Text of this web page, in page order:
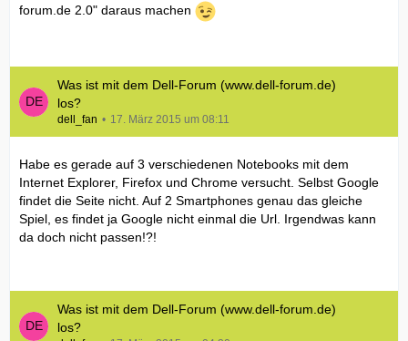
forum.de 2.0" daraus machen
Was ist mit dem Dell-Forum (www.dell-forum.de)
los?
dell_fan 17. März 2015 um 08:11
Habe es gerade auf 3 verschiedenen Notebooks mit dem
Internet Explorer, Firefox und Chrome versucht. Selbst Google
findet die Seite nicht. Auf 2 Smartphones genau das gleiche
Spiel, es findet ja Google nicht einmal die Url. Irgendwas kann
da doch nicht passen!?!
Was ist mit dem Dell-Forum (www.dell-forum.de)
los?